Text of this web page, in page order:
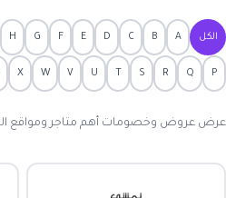
الكل A
B
C
D
E
F
G
H
P
Q
R
S
T
U
V
W
X
عرض عروض وخصومات أهم متاجر ومواقع التسوق